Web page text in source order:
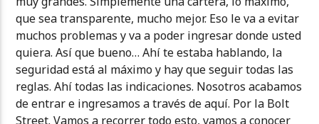
que sea transparente, mucho mejor. Eso le va a evitar
muchos problemas y va a poder ingresar donde usted
quiera. Así que bueno… Ahí te estaba hablando, la
seguridad está al máximo y hay que seguir todas las
reglas. Ahí todas las indicaciones. Nosotros acabamos
de entrar e ingresamos a través de aquí. Por la Bolt
Street. Vamos a recorrer todo esto, vamos a conocer